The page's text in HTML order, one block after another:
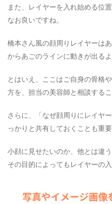
また、レイヤーを入れ始める位
なお良いですね。
橋本さん風の顔周りレイヤーは
からあごのラインに動きが出る
とはいえ、ここはご自身の骨格
方を、担当の美容師と相談する
さらに、「なぜ顔周りにレイヤ
っかりと共有しておくことも重要
小顔に見せたいのか、他とは違
その目的によってもレイヤーの
写真やイメージ画